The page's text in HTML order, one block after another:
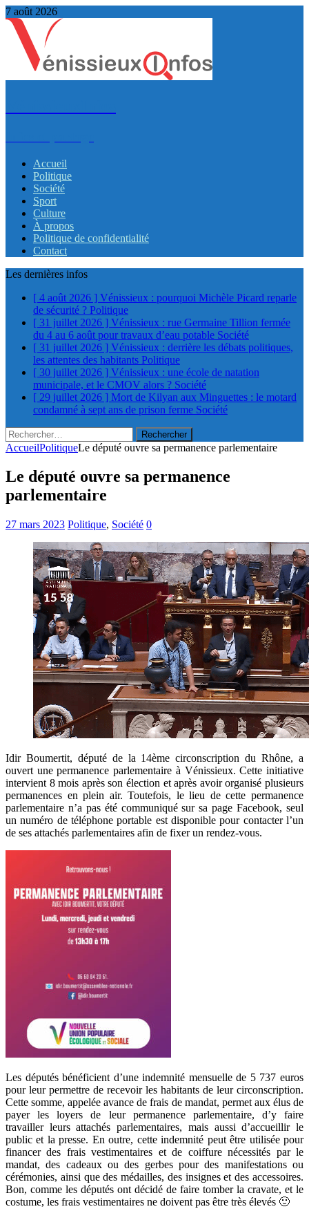
7 août 2026
Accueil
Politique
Société
Sport
Culture
À propos
Politique de confidentialité
Contact
Les dernières infos
[ 4 août 2026 ] Vénissieux : pourquoi Michèle Picard reparle
de sécurité ? Politique
[ 31 juillet 2026 ] Vénissieux : rue Germaine Tillion fermée
du 4 au 6 août pour travaux d’eau potable Société
[ 31 juillet 2026 ] Vénissieux : derrière les débats politiques,
les attentes des habitants Politique
[ 30 juillet 2026 ] Vénissieux : une école de natation
municipale, et le CMOV alors ? Société
[ 29 juillet 2026 ] Mort de Kilyan aux Minguettes : le motard
condamné à sept ans de prison ferme Société
Rechercher :
AccueilPolitiqueLe député ouvre sa permanence parlementaire
Le député ouvre sa permanence
parlementaire
27 mars 2023 Politique, Société 0
Idir Boumertit, député de la 14ème circonscription du Rhône, a
ouvert une permanence parlementaire à Vénissieux. Cette initiative
intervient 8 mois après son élection et après avoir organisé plusieurs
permanences en plein air. Toutefois, le lieu de cette permanence
parlementaire n’a pas été communiqué sur sa page Facebook, seul
un numéro de téléphone portable est disponible pour contacter l’un
de ses attachés parlementaires afin de fixer un rendez-vous.
Les députés bénéficient d’une indemnité mensuelle de 5 737 euros
pour leur permettre de recevoir les habitants de leur circonscription.
Cette somme, appelée avance de frais de mandat, permet aux élus de
payer les loyers de leur permanence parlementaire, d’y faire
travailler leurs attachés parlementaires, mais aussi d’accueillir le
public et la presse. En outre, cette indemnité peut être utilisée pour
financer des frais vestimentaires et de coiffure nécessités par le
mandat, des cadeaux ou des gerbes pour des manifestations ou
cérémonies, ainsi que des médailles, des insignes et des accessoires.
Bon, comme les députés ont décidé de faire tomber la cravate, et le
costume, les frais vestimentaires ne doivent pas être très élevés 🙂